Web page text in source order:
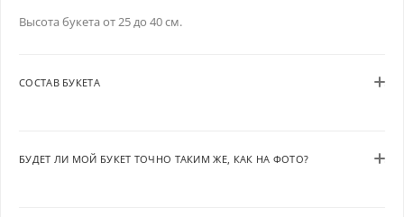
Высота букета от 25 до 40 см.
СОСТАВ БУКЕТА
БУДЕТ ЛИ МОЙ БУКЕТ ТОЧНО ТАКИМ ЖЕ, КАК НА ФОТО?